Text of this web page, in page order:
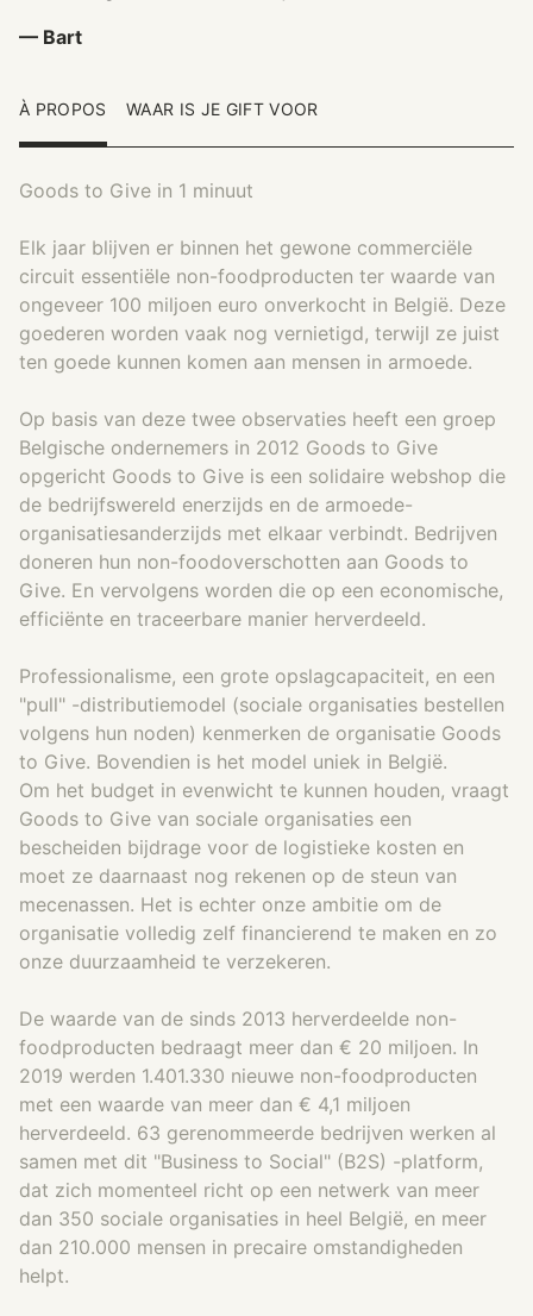
— Bart
À PROPOS WAAR IS JE GIFT VOOR
Goods to Give in 1 minuut
Elk jaar blijven er binnen het gewone commerciële
circuit essentiële non-foodproducten ter waarde van
ongeveer 100 miljoen euro onverkocht in België. Deze
goederen worden vaak nog vernietigd, terwijl ze juist
ten goede kunnen komen aan mensen in armoede.
Op basis van deze twee observaties heeft een groep
Belgische ondernemers in 2012 Goods to Give
opgericht Goods to Give is een solidaire webshop die
de bedrijfswereld enerzijds en de armoede-
organisatiesanderzijds met elkaar verbindt. Bedrijven
doneren hun non-foodoverschotten aan Goods to
Give. En vervolgens worden die op een economische,
efficiënte en traceerbare manier herverdeeld.
Professionalisme, een grote opslagcapaciteit, en een
"pull" -distributiemodel (sociale organisaties bestellen
volgens hun noden) kenmerken de organisatie Goods
to Give. Bovendien is het model uniek in België.
Om het budget in evenwicht te kunnen houden, vraagt
Goods to Give van sociale organisaties een
bescheiden bijdrage voor de logistieke kosten en
moet ze daarnaast nog rekenen op de steun van
mecenassen. Het is echter onze ambitie om de
organisatie volledig zelf financierend te maken en zo
onze duurzaamheid te verzekeren.
De waarde van de sinds 2013 herverdeelde non-
foodproducten bedraagt meer dan € 20 miljoen. In
2019 werden 1.401.330 nieuwe non-foodproducten
met een waarde van meer dan € 4,1 miljoen
herverdeeld. 63 gerenommeerde bedrijven werken al
samen met dit "Business to Social" (B2S) -platform,
dat zich momenteel richt op een netwerk van meer
dan 350 sociale organisaties in heel België, en meer
dan 210.000 mensen in precaire omstandigheden
helpt.